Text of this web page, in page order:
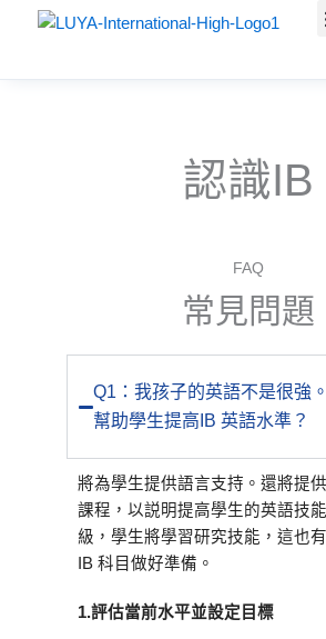
認識IB
FAQ
常見問題
Q1：我孩子的英語不是很強
幫助學生提高IB 英語水準？
將為學生提供語言支持。還將提
課程，以説明提高學生的英語技
級，學生將學習研究技能，這也
IB 科目做好準備。
1.評估當前水平並設定目標